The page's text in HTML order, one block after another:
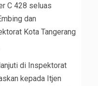
C 428 seluas
dan
Kota Tangerang
di Inspektorat
kepada Itjen